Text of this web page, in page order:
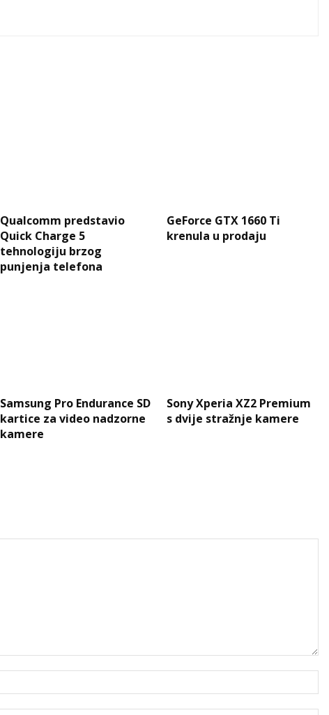
Qualcomm predstavio
Quick Charge 5
tehnologiju brzog
punjenja telefona
GeForce GTX 1660 Ti
krenula u prodaju
Samsung Pro Endurance SD
kartice za video nadzorne
kamere
Sony Xperia XZ2 Premium
s dvije stražnje kamere